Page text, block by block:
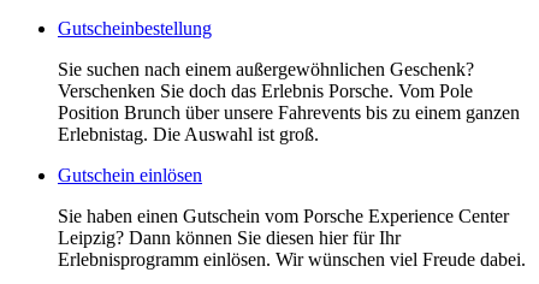
Gutscheinbestellung
Sie suchen nach einem außergewöhnlichen Geschenk?
Verschenken Sie doch das Erlebnis Porsche. Vom Pole
Position Brunch über unsere Fahrevents bis zu einem ganzen
Erlebnistag. Die Auswahl ist groß.
Gutschein einlösen
Sie haben einen Gutschein vom Porsche Experience Center
Leipzig? Dann können Sie diesen hier für Ihr
Erlebnisprogramm einlösen. Wir wünschen viel Freude dabei.